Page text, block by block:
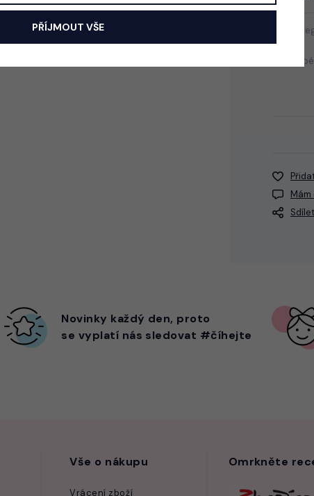
Letní
Barva:
Sdílet
Novinky každý den, proto
se vyplatí nás sledovat #číhejte
Vše o nákupu
Vrácení zboží
Omrkněte
PŘÍJMOUT VŠE